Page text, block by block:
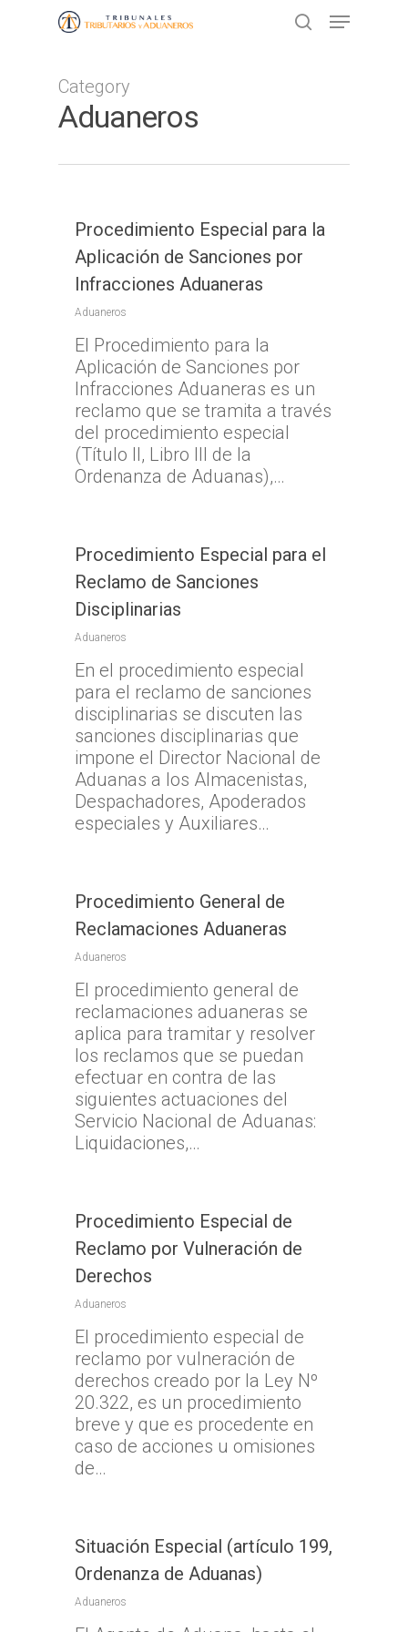
Presione ENTER para buscar o ESC
para cerrar
Category
Aduaneros
Procedimiento Especial para la
Aplicación de Sanciones por
Infracciones Aduaneras
Aduaneros
El Procedimiento para la
Aplicación de Sanciones por
Infracciones Aduaneras es un
reclamo que se tramita a través
del procedimiento especial
(Título II, Libro III de la
Ordenanza de Aduanas),…
Procedimiento Especial para el
Reclamo de Sanciones
Disciplinarias
Aduaneros
En el procedimiento especial
para el reclamo de sanciones
disciplinarias se discuten las
sanciones disciplinarias que
impone el Director Nacional de
Aduanas a los Almacenistas,
Despachadores, Apoderados
especiales y Auxiliares…
Procedimiento General de
Reclamaciones Aduaneras
Aduaneros
El procedimiento general de
reclamaciones aduaneras se
aplica para tramitar y resolver
los reclamos que se puedan
efectuar en contra de las
siguientes actuaciones del
Servicio Nacional de Aduanas:
Liquidaciones,…
Procedimiento Especial de
Reclamo por Vulneración de
Derechos
Aduaneros
El procedimiento especial de
reclamo por vulneración de
derechos creado por la Ley Nº
20.322, es un procedimiento
breve y que es procedente en
caso de acciones u omisiones
de…
Situación Especial (artículo 199,
Ordenanza de Aduanas)
Aduaneros
Inicio
Estadísticas TTA
TTA Transparente
Qué reclamar
Procedimientos y
Actividad TTA
Normativa
Tribunales por
Zona Norte
Noticias